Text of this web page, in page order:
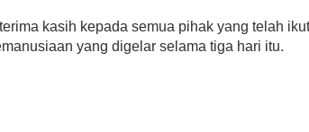
kasih kepada semua pihak yang telah ikut
yang digelar selama tiga hari itu.